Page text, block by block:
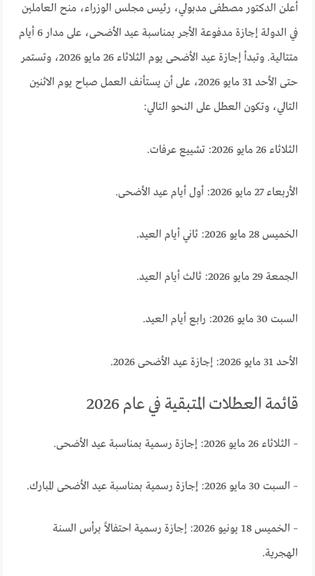
أعلن الدكتور مصطفى مدبولي، رئيس مجلس الوزراء، منح العاملين
في الدولة إجازة مدفوعة الأجر بمناسبة عيد الأضحى، على مدار 6 أيام
متتالية. وتبدأ إجازة عيد الأضحى يوم الثلاثاء 26 مايو 2026، وتستمر
حتى الأحد 31 مايو 2026، على أن يستأنف العمل صباح يوم الاثنين
التالي، وتكون العطل على النحو التالي:
الثلاثاء 26 مايو 2026: تشييع عرفات.
الأربعاء 27 مايو 2026: أول أيام عيد الأضحى.
الخميس 28 مايو 2026: ثاني أيام العيد.
الجمعة 29 مايو 2026: ثالث أيام العيد.
السبت 30 مايو 2026: رابع أيام العيد.
الأحد 31 مايو 2026: إجازة عيد الأضحى 2026.
قائمة العطلات المتبقية في عام 2026
– الثلاثاء 26 مايو 2026: إجازة رسمية بمناسبة عيد الأضحى.
– السبت 30 مايو 2026: إجازة رسمية بمناسبة عيد الأضحى المبارك.
– الخميس 18 يونيو 2026: إجازة رسمية احتفالاً برأس السنة
الهجرية.